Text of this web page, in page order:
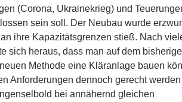
(Corona, Ukrainekrieg) und
sein soll. Der Neubau wurde
ihre Kapazitätsgrenzen stieß. Nach
sich heraus, dass man auf dem
Methode eine Kläranlage bauen
Anforderungen dennoch gerecht werden
bei annähernd gleichen